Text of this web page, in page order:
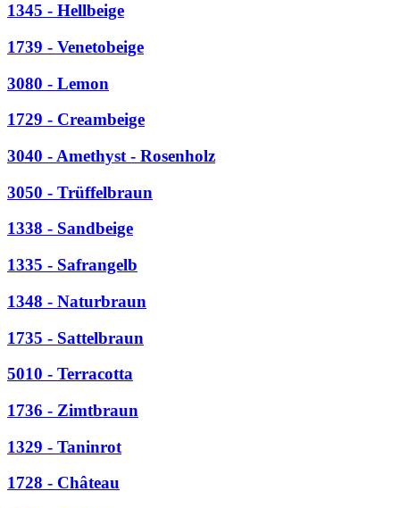
1345 - Hellbeige
1739 - Venetobeige
3080 - Lemon
1729 - Creambeige
3040 - Amethyst - Rosenholz
3050 - Trüffelbraun
1338 - Sandbeige
1335 - Safrangelb
1348 - Naturbraun
1735 - Sattelbraun
5010 - Terracotta
1736 - Zimtbraun
1329 - Taninrot
1728 - Château